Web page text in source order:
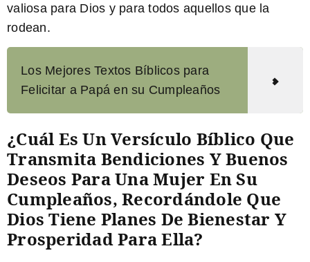
valiosa para Dios y para todos aquellos que la
rodean.
Los Mejores Textos Bíblicos para
Felicitar a Papá en su Cumpleaños
¿Cuál Es Un Versículo Bíblico Que
Transmita Bendiciones Y Buenos
Deseos Para Una Mujer En Su
Cumpleaños, Recordándole Que
Dios Tiene Planes De Bienestar Y
Prosperidad Para Ella?